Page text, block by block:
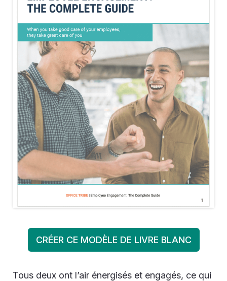
CRÉER CE MODÈLE DE LIVRE BLANC
Tous deux ont l’air énergisés et engagés, ce qui